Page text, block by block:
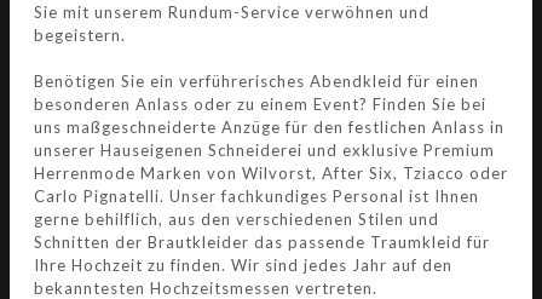
Sie mit unserem Rundum-Service verwöhnen und
begeistern.
Benötigen Sie ein verführerisches Abendkleid für einen
besonderen Anlass oder zu einem Event? Finden Sie bei
uns maßgeschneiderte Anzüge für den festlichen Anlass in
unserer Hauseigenen Schneiderei und exklusive Premium
Herrenmode Marken von Wilvorst, After Six, Tziacco oder
Carlo Pignatelli. Unser fachkundiges Personal ist Ihnen
gerne behilflich, aus den verschiedenen Stilen und
Schnitten der Brautkleider das passende Traumkleid für
Ihre Hochzeit zu finden. Wir sind jedes Jahr auf den
bekanntesten Hochzeitsmessen vertreten.